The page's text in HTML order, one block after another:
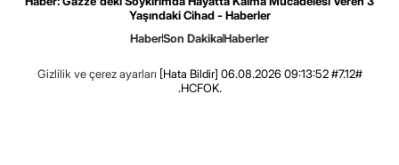
Yaşındaki Cihad - Haberler
HaberSon DakikaHaberler
Gizlilik ve çerez ayarları [Hata Bildir] 06.08.2026 09:13:52 #7.12#
.HCFOK.